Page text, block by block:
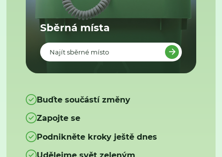
Sběrná místa
Najít sběrné místo
Buďte součástí změny
Zapojte se
Podnikněte kroky ještě dnes